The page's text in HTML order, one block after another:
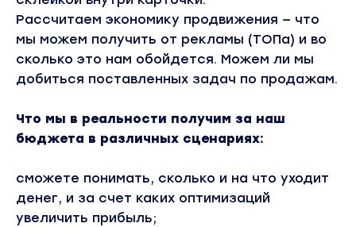
Рассчитаем экономику продвижения — что
мы можем получить от рекламы (ТОПа) и во
сколько это нам обойдется. Можем ли мы
добиться поставленных задач по продажам.
Что мы в реальности получим за наш
бюджета в различных сценариях:
сможете понимать, сколько и на что уходит
денег, и за счет каких оптимизаций
увеличить прибыль;